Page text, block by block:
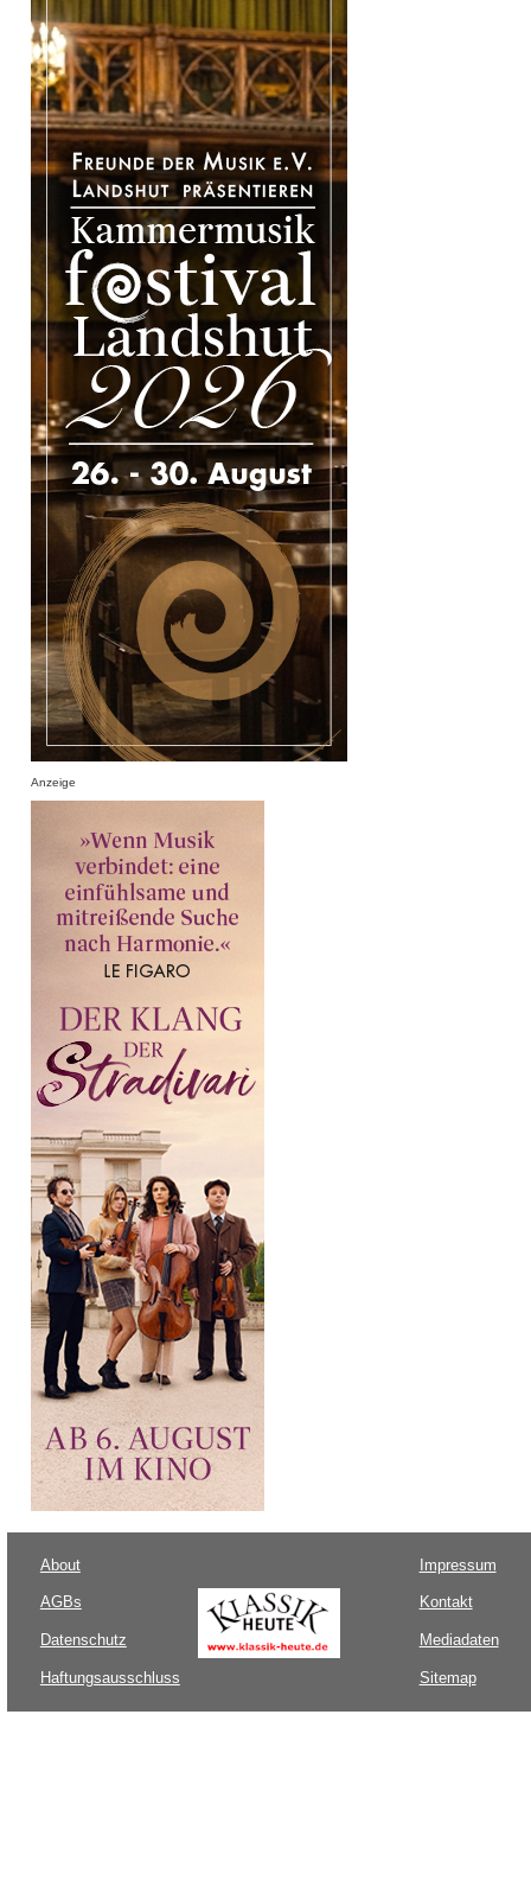
Anzeige
About
AGBs
Datenschutz
Haftungsausschluss
Impressum
Kontakt
Mediadaten
Sitemap